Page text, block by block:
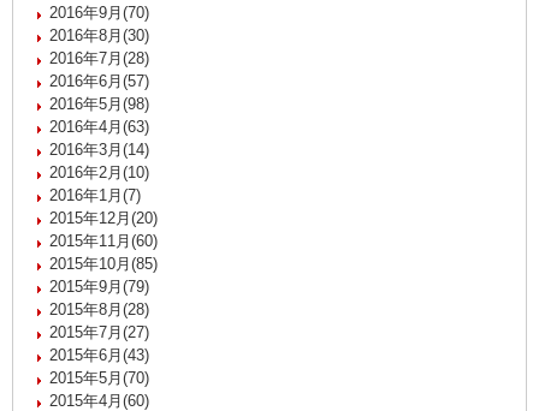
2016年9月(70)
2016年8月(30)
2016年7月(28)
2016年6月(57)
2016年5月(98)
2016年4月(63)
2016年3月(14)
2016年2月(10)
2016年1月(7)
2015年12月(20)
2015年11月(60)
2015年10月(85)
2015年9月(79)
2015年8月(28)
2015年7月(27)
2015年6月(43)
2015年5月(70)
2015年4月(60)